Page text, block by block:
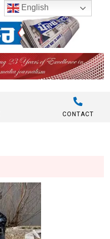
CONTACT
English